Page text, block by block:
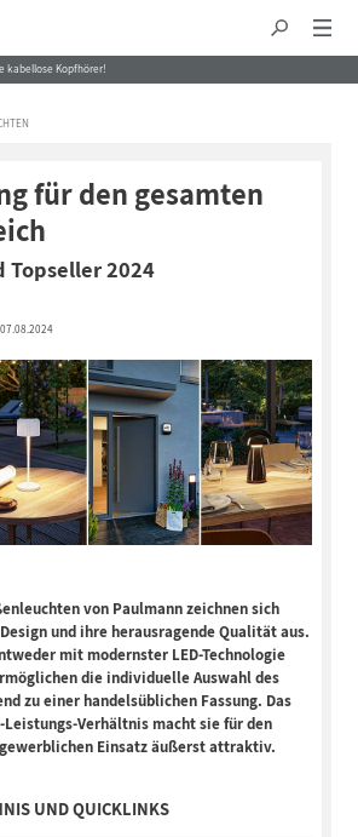
kabellose Kopfhörer!
für den gesamten
Topseller 2024
07.08.2024
von Paulmann zeichnen sich
und ihre herausragende Qualität aus.
mit modernster LED-Technologie
die individuelle Auswahl des
zu einer handelsüblichen Fassung. Das
Leistungs-Verhältnis macht sie für den
Einsatz äußerst attraktiv.
UND QUICKLINKS